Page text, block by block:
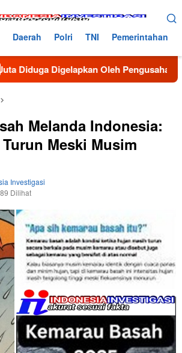
Daerah Polri TNI Pemerintahan
Oleh Pengusaha Bireun,
Melanda Indonesia:
Meski Musim
Investigasi
Dilihat